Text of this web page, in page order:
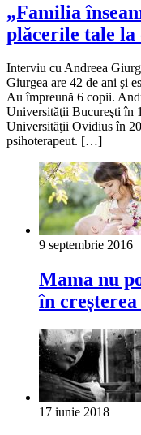
„Familia
plăcerile tale la
Interviu cu Andreea
Giurgea are 42 de ani şi
Au împreună 6 copii.
Universităţii Bucureşti în
Universităţii Ovidius în
psihoterapeut. […]
9 septembrie 2016
Mama nu
în
17 iunie 2018